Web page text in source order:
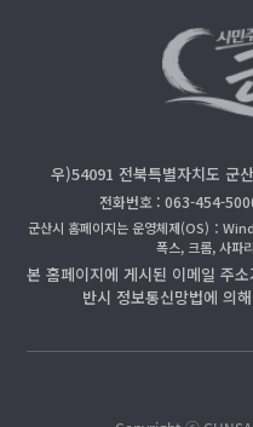
우)54091 전북특별자치도 군
전화번호 : 063-454-
군산시 홈페이지는 운영체제(OS)：
폭스, 크롬, 사파
본 홈페이지에 게시된 이메일 주
반시 정보통신망법에 의